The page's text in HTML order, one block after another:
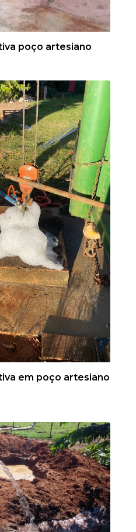
poço artesiano
em poço artesiano